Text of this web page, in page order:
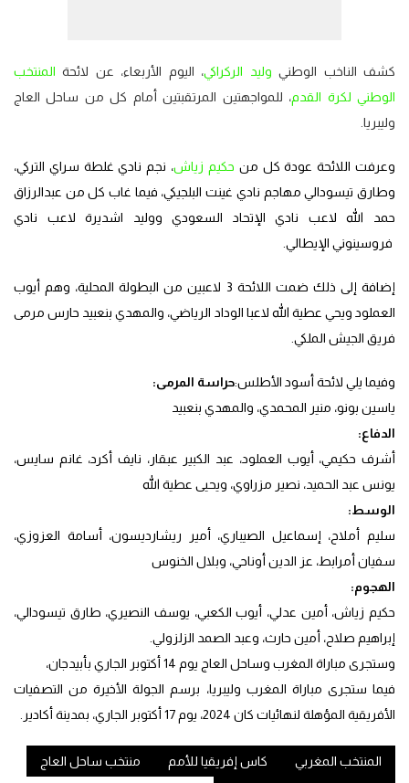
كشف الناخب الوطني وليد الركراكي، اليوم الأربعاء، عن لائحة المنتخب
الوطني لكرة القدم، للمواجهتين المرتقبتين أمام كل من ساحل العاج
وليبريا.
وعرفت اللائحة عودة كل من حكيم زياش، نجم نادي غلطة سراي التركي،
وطارق تيسودالي مهاجم نادي غينت البلجيكي، فيما غاب كل من عبدالرزاق
حمد الله لاعب نادي الإتحاد السعودي ووليد اشديرة لاعب نادي
فروسينوني الإيطالي.
إضافة إلى ذلك ضمت اللائحة 3 لاعبين من البطولة المحلية، وهم أيوب
العملود ويحي عطية الله لاعبا الوداد الرياضي، والمهدي بنعبيد حارس مرمى
فريق الجيش الملكي.
وفيما يلي لائحة أسود الأطلس:حراسة المرمى:
ياسين بونو، منير المحمدي، والمهدي بنعبيد
الدفاع:
أشرف حكيمي، أيوب العملود، عبد الكبير عبقار، نايف أكرد، غانم سايس،
يونس عبد الحميد، نصير مزراوي، ويحيى عطية الله
الوسط:
سليم أملاح، إسماعيل الصيباري، أمير ريشارديسون، أسامة العزوزي،
سفيان أمرابط، عز الدين أوناحي، وبلال الخنوس
الهجوم:
حكيم زياش، أمين عدلي، أيوب الكعبي، يوسف النصيري، طارق تيسودالي،
إبراهيم صلاح، أمين حارث، وعبد الصمد الزلزولي.
وستجرى مباراة المغرب وساحل العاج يوم 14 أكتوبر الجاري بأبيدجان،
فيما ستجرى مباراة المغرب وليبريا، برسم الجولة الأخيرة من التصفيات
الأفريقية المؤهلة لنهائيات كان 2024، يوم 17 أكتوبر الجاري، بمدينة أكادير.
المنتخب المغربي كاس إفريقيا للأمم منتخب ساحل العاج